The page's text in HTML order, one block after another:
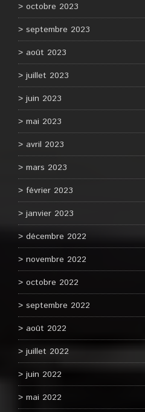
octobre 2023
septembre 2023
août 2023
juillet 2023
juin 2023
mai 2023
avril 2023
mars 2023
février 2023
janvier 2023
décembre 2022
novembre 2022
octobre 2022
septembre 2022
août 2022
juillet 2022
juin 2022
mai 2022